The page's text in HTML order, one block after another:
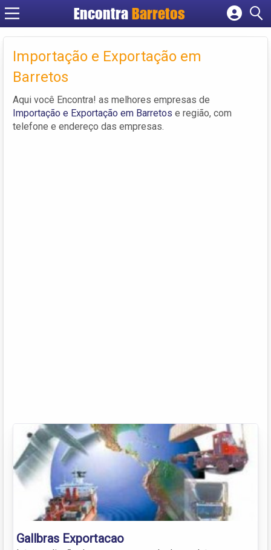
Encontra Barretos
Cadastrar empresa
Fazer login
Criar conta
Importação e Exportação em
Barretos
Aqui você Encontra! as melhores empresas de
Importação e Exportação em Barretos e região, com
telefone e endereço das empresas.
Gallbras Exportacao